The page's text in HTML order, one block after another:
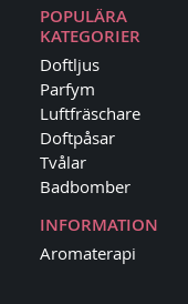
POPULÄRA
KATEGORIER
Doftljus
Parfym
Luftfräschare
Doftpåsar
Tvålar
Badbomber
INFORMATION
Aromaterapi